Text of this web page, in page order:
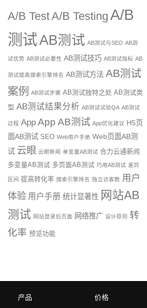
A/B TestA/B Testing A/B
测试AB测试 AB测试与SEO AB测
试优势 AB测试必要性 AB测试技巧 AB测试指标 AB
测试提高搜索引擎排名 AB测试方法 AB测试
案例
AB测试步骤 AB测试独特之处 AB测试类
型 AB测试结果分析 AB测试试验QA AB测试
过程 App App AB测试 App优化建议 H5页
面AB测试 SEO Web用户手册 Web页面AB测
试 云眼 云眼新闻 单变量AB测试 合力云通新闻
多变量AB测试 多页面AB测试 巧用AB测试 差异
区间 提高转化率 搜索引擎排名 独立访客数 用户
体验 用户手册 统计显著性 网站AB
测试 网站登录后页面 网络推广 设计原则
转
化率 预览功能
产品
价格